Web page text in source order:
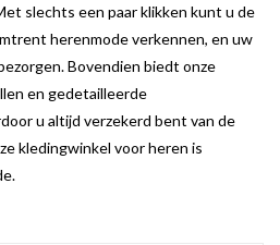
slechts een paar klikken kunt u de
herenmode verkennen, en uw
Bovendien biedt onze
en gedetailleerde
u altijd verzekerd bent van de
kledingwinkel voor heren is